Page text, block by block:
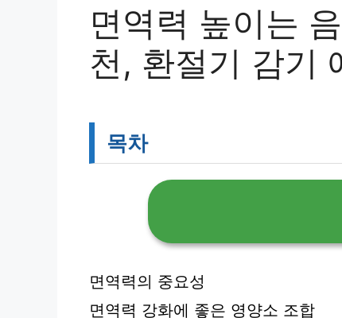
면역력 높이는
천, 환절기 감기
목차
면역력의 중요성
면역력 강화에 좋은 영양소 조합